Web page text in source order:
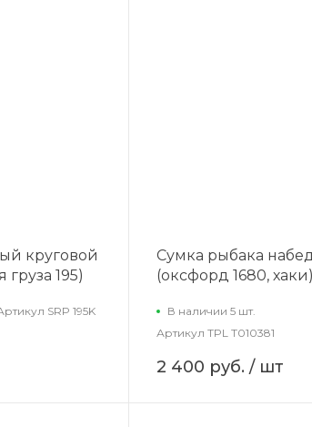
круговой
груза 195)
SRP 195K
Сумка рыбака
(оксфорд 1680,
В наличии 5 шт.
Артикул TPL T010381
2 400 руб. / шт